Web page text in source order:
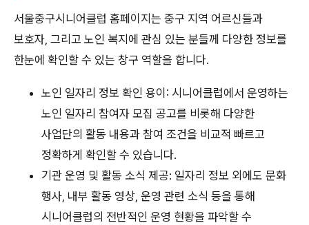
서울중구시니어클럽 홈페이지는 중구 지역 어르신들과
보호자, 그리고 노인 복지에 관심 있는 분들께 다양한 정보를
한눈에 확인할 수 있는 창구 역할을 합니다.
노인 일자리 정보 확인 용이: 시니어클럽에서 운영하는
노인 일자리 참여자 모집 공고를 비롯해 다양한
사업단의 활동 내용과 참여 조건을 비교적 빠르고
정확하게 확인할 수 있습니다.
기관 운영 및 활동 소식 제공: 일자리 정보 외에도 문화
행사, 내부 활동 영상, 운영 관련 소식 등을 통해
시니어클럽의 전반적인 운영 현황을 파악할 수